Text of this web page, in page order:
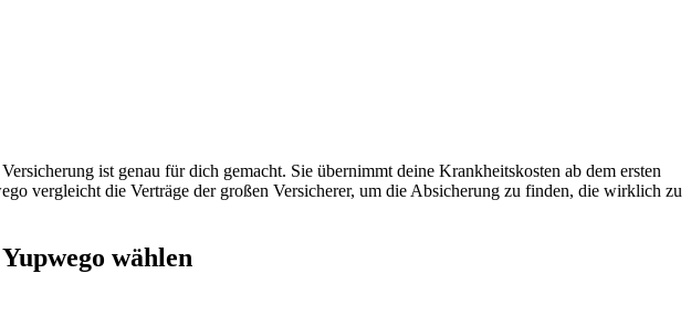
ist genau für dich gemacht. Sie übernimmt deine Krankheitskosten ab dem ersten
vergleicht die Verträge der großen Versicherer, um die Absicherung zu finden, die wirklich zu
wählen